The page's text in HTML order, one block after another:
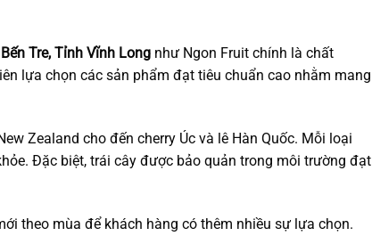
Tre, Tỉnh Vĩnh Longnhư Ngon Fruit chính là chất
lựa chọn các sản phẩm đạt tiêu chuẩn cao nhằm mang
Zealand cho đến cherry Úc và lê Hàn Quốc. Mỗi loại
Đặc biệt, trái cây được bảo quản trong môi trường đạt
theo mùa để khách hàng có thêm nhiều sự lựa chọn.